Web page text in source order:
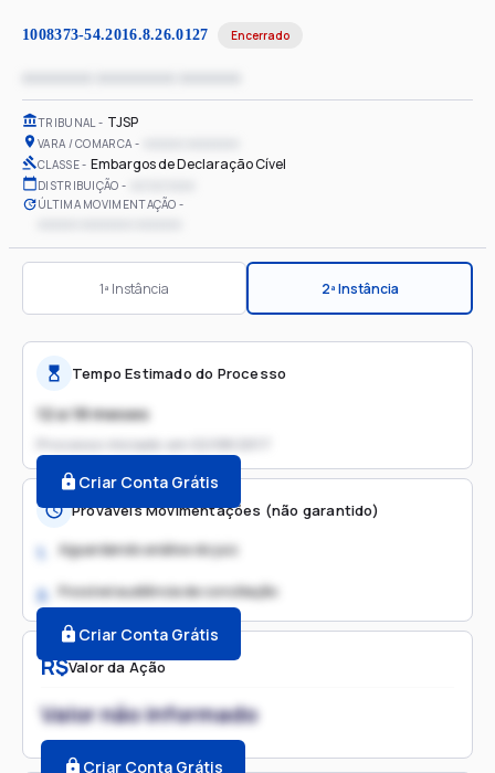
1008373-54.2016.8.26.0127 Encerrado
TRIBUNAL TJSP
VARA / COMARCA
CLASSE Embargos de Declaração Cível
DISTRIBUIÇÃO
ÚLTIMA MOVIMENTAÇÃO
1ª Instância 2ª Instância
R$Valor da Ação
Valor não informado
Criar Conta Grátis
Tempo Estimado do Processo
12 a 18 meses
Processo iniciado em
Criar Conta Grátis
Prováveis Movimentações (não garantido)
1. Aguardando análise do juiz
2. Possível audiência de conciliação
Criar Conta Grátis